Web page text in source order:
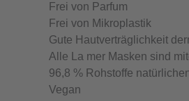
Frei von Parfum
Frei von Mikroplastik
Gute Hautverträglichkeit
Alle La mer Masken sind
96,8 % Rohstoffe
Vegan